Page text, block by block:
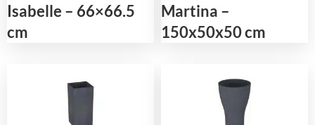
Isabelle – 66×66.5
cm
Martina –
150x50x50 cm